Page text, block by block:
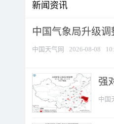
新闻资讯
中国气象局升级
中国天气网 2026-08-08
强
中国